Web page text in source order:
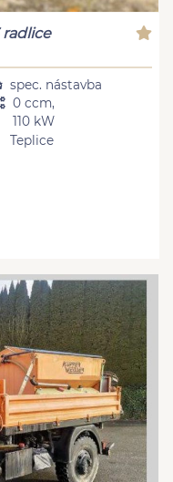
radlice
spec. nástavba
0 ccm,
110 kW
Teplice